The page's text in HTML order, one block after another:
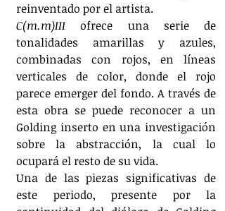
reinventado por el artista.
C(m.m)III ofrece una serie de
tonalidades amarillas y azules,
combinadas con rojos, en líneas
verticales de color, donde el rojo
parece emerger del fondo. A través de
esta obra se puede reconocer a un
Golding inserto en una investigación
sobre la abstracción, la cual lo
ocupará el resto de su vida.
Una de las piezas significativas de
este periodo, presente por la